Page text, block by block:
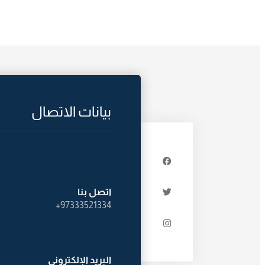
بيانات الاتصال
اتصل بنا
97333521334+
البريد الإلكترونى